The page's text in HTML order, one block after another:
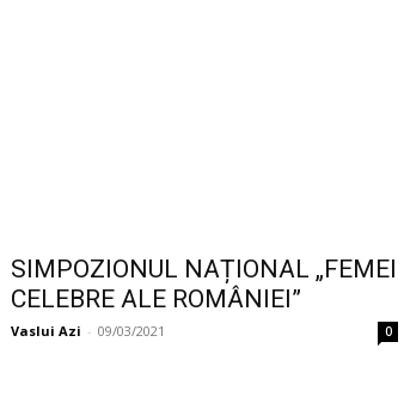
SIMPOZIONUL NAȚIONAL „FEMEI
CELEBRE ALE ROMÂNIEI”
Vaslui Azi - 09/03/2021 0